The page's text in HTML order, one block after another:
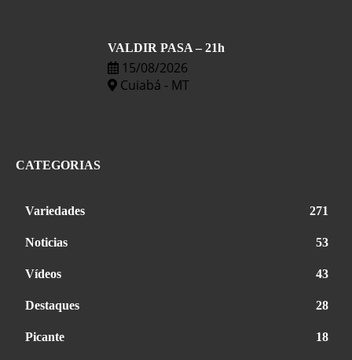
VALDIR PASA – 21h
15/08/2026
Cuiabá - MT
CATEGORIAS
Variedades 271
Noticias 53
Vídeos 43
Destaques 28
Picante 18